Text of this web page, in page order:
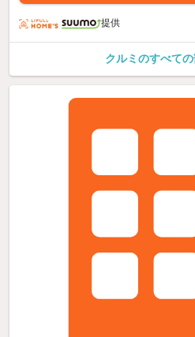
提供
クルミのすべて